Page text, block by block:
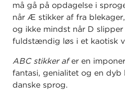
må gå på opdagelse i
når Æ stikker af fra
og ikke mindst når D
fuldstændig løs i et kaotisk
ABC stikker afer en
fantasi, genialitet og en
danske sprog.